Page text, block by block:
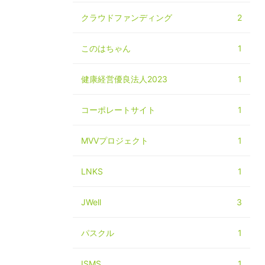
クラウドファンディング 2
このはちゃん 1
健康経営優良法人2023 1
コーポレートサイト 1
MVVプロジェクト 1
LNKS 1
JWell 3
パスクル 1